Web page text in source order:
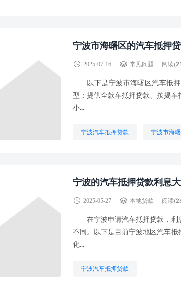
宁波市海曙区的汽车抵押
2025-07-16 常见问题 阅读
以下是宁波市海曙区汽车抵
型：提供全款车抵押贷款、按揭
小...
宁波汽车抵押贷款 宁波市海
宁波的汽车抵押贷款利息
2025-05-27 本地贷款 阅读
在宁波申请汽车抵押贷款，利
不同。以下是目前宁波地区汽车
化...
宁波汽车抵押贷款